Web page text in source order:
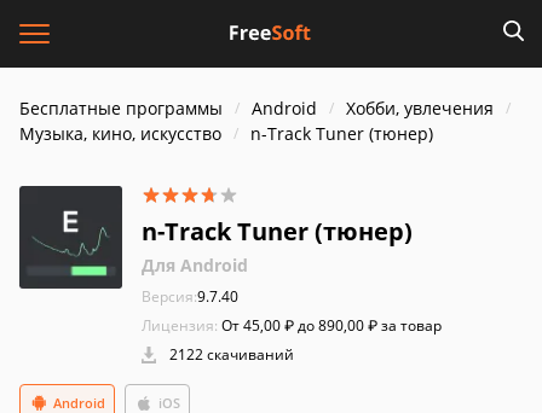
Бесплатные программы Android
Хобби, увлечения
Музыка, кино, искусство
n-Track Tuner (тюнер)
n-Track Tuner (тюнер)
Для Android
Версия:9.7.40
Лицензия: От 45,00 ₽ до 890,00 ₽ за товар
2122 скачиваний
iOS
Android